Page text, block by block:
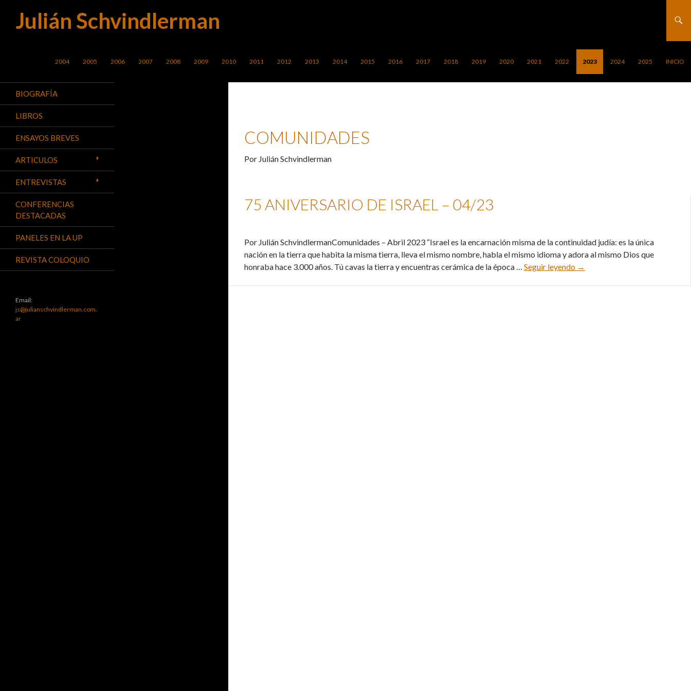
Julián Schvindlerman
Buscar
SALTAR AL CONTENIDO
2004 2005 2006 2007 2008 2009 2010 2011 2012 2013 2014 2015 2016 2017 2018 2019 2020 2021 2022 2023 2024 2025 INICIO
COMUNIDADES
Por Julián Schvindlerman
75 ANIVERSARIO DE ISRAEL – 04/23
Por Julián SchvindlermanComunidades – Abril 2023 “Israel es la encarnación misma de la continuidad judía: es la única
nación en la tierra que habita la misma tierra, lleva el mismo nombre, habla el mismo idioma y adora al mismo Dios que
honraba hace 3.000 años. Tú cavas la tierra y encuentras cerámica de la época … Seguir leyendo 75 aniversario de Israel – 04/23
→
BIOGRAFÍA
LIBROS
ENSAYOS BREVES
ARTICULOS
ENTREVISTAS
CONFERENCIAS
DESTACADAS
PANELES EN LA UP
REVISTA COLOQUIO
Email:
js@julianschvindlerman.com.
ar